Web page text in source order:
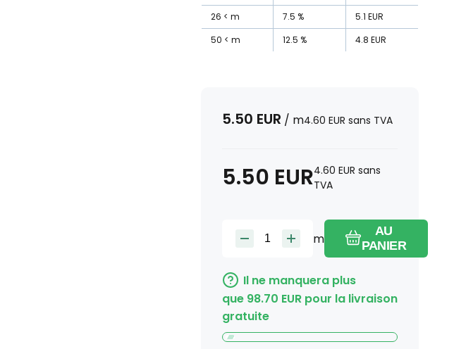
26
m 7.5 % 5.1 EUR
50
m 12.5 % 4.8 EUR
5.50 EUR / m4.60 EUR sans TVA
5.50 EUR4.60 EUR sans
TVA
m
AU
PANIER
Il ne manquera plus
que 98.70 EUR pour la livraison
gratuite